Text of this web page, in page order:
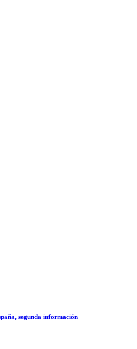
segunda información